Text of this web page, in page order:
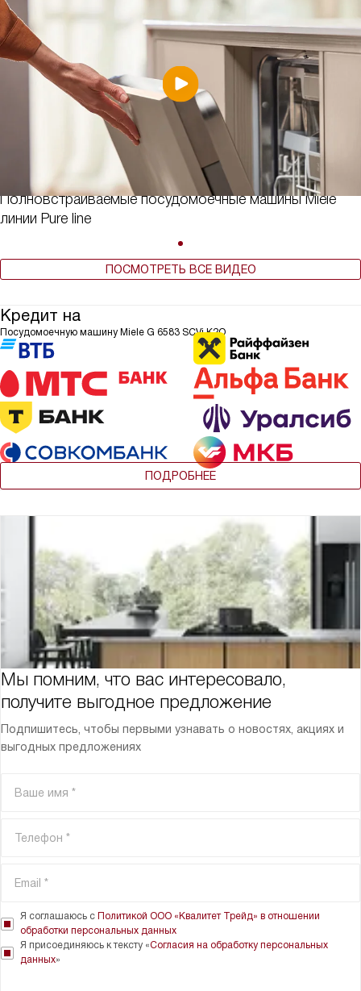
Полновстраиваемые посудомоечные машины Miele
линии Pure line
ПОСМОТРЕТЬ ВСЕ ВИДЕО
Кредит на
Посудомоечную машину Miele G 6583 SCVi K2O
ПОДРОБНЕЕ
Мы помним, что вас интересовало,
получите выгодное предложение
Подпишитесь, чтобы первыми узнавать о новостях, акциях и
выгодных предложениях
Я соглашаюсь с Политикой ООО «Квалитет Трейд» в отношении
обработки персональных данных
Я присоединяюсь к тексту «Согласия на обработку персональных
данных»